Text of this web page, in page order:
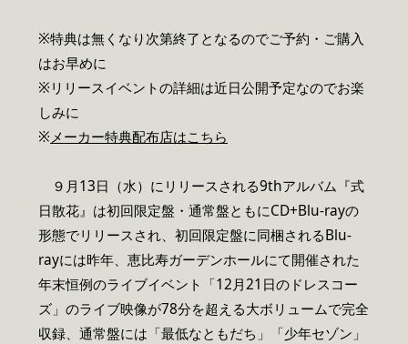
※特典は無くなり次第終了となるのでご予約・ご購入
はお早めに
※リリースイベントの詳細は近日公開予定なのでお楽
しみに
※メーカー特典配布店はこちら
９月13日（水）にリリースされる9thアルバム『式
日散花』は初回限定盤・通常盤ともにCD+Blu-rayの
形態でリリースされ、初回限定盤に同梱されるBlu-
rayには昨年、恵比寿ガーデンホールにて開催された
年末恒例のライブイベント「12月21日のドレスコー
ズ」のライブ映像が78分を超える大ボリュームで完全
収録、通常盤には「最低なともだち」「少年セゾン」